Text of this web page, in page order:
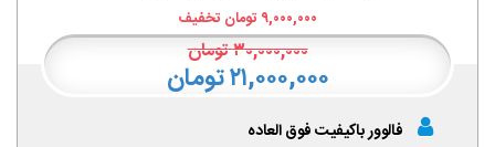
۹,۰۰۰,۰۰۰ تومان تخفیف
۳۰,۰۰۰,۰۰۰تومان
۲۱,۰۰۰,۰۰۰ تومان
فالوور باکیفیت فوق العاده